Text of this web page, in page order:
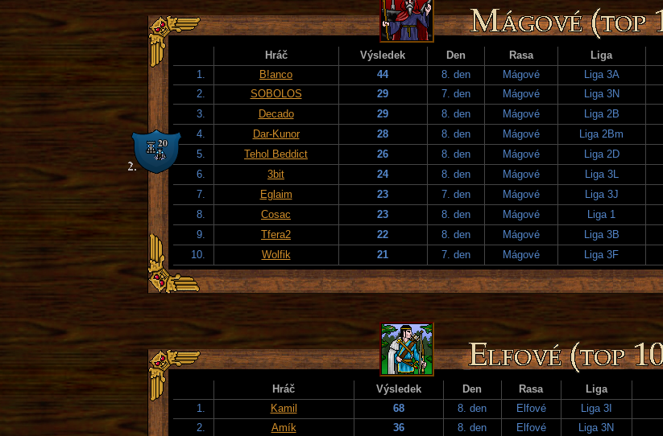
Hráč Výsledek Den Rasa Liga
1.
B!anco 44 8. den Mágové Liga 3A
2.
SOBOLOS 29 7. den Mágové Liga 3N
3.
Decado 29 8. den Mágové Liga 2B
4.
Dar-Kunor 28 8. den Mágové Liga 2Bm
5.
Tehol Beddict 26 8. den Mágové Liga 2D
6.
3bit 24 8. den Mágové Liga 3L
7.
Eglaim 23 7. den Mágové Liga 3J
8.
Cosac 23 8. den Mágové Liga 1
9.
Tfera2 22 8. den Mágové Liga 3B
10.
Wolfik 21 7. den Mágové Liga 3F
Hráč Výsledek Den Rasa Liga
1.
Kamil 68 8. den Elfové Liga 3I
2.
Amík 36 8. den Elfové Liga 3N